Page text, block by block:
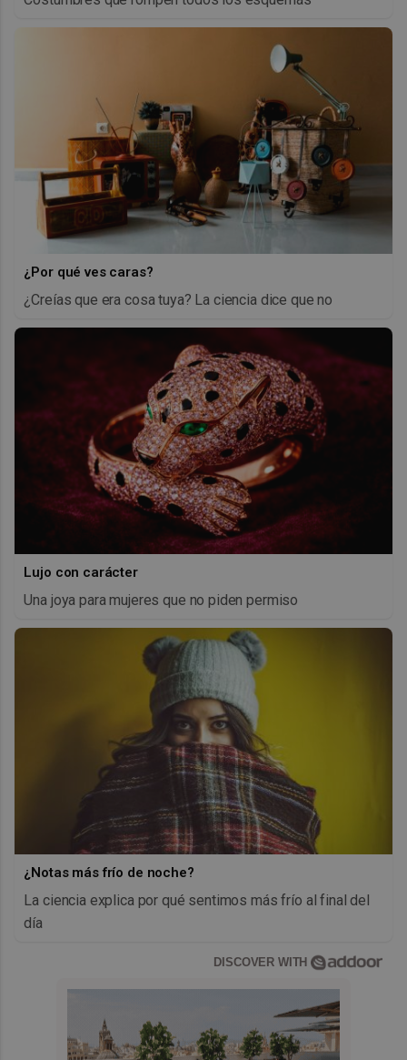
¿Por qué ves caras?
¿Creías que era cosa tuya? La ciencia dice que no
Lujo con carácter
Una joya para mujeres que no piden permiso
¿Notas más frío de noche?
La ciencia explica por qué sentimos más frío al final del
día
DISCOVER WITH